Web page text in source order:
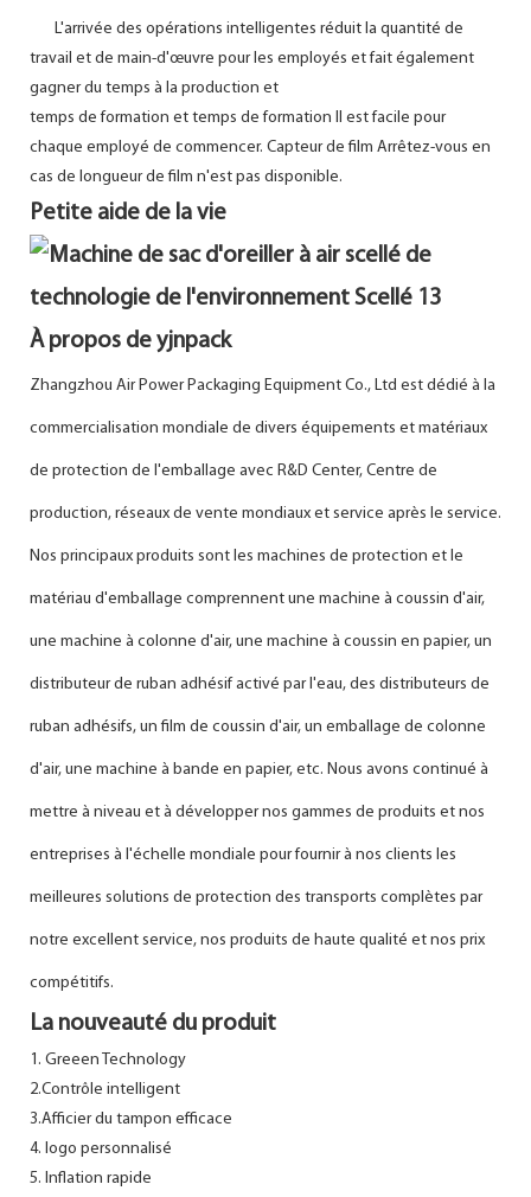
L'arrivée des opérations intelligentes réduit la quantité de
travail et de main-d'œuvre pour les employés et fait également
gagner du temps à la production et
temps de formation et temps de formation Il est facile pour
chaque employé de commencer. Capteur de film Arrêtez-vous en
cas de longueur de film n'est pas disponible.
Petite aide de la vie
À propos de yjnpack
Zhangzhou Air Power Packaging Equipment Co., Ltd est dédié à la
commercialisation mondiale de divers équipements et matériaux
de protection de l'emballage avec R&D Center, Centre de
production, réseaux de vente mondiaux et service après le service.
Nos principaux produits sont les machines de protection et le
matériau d'emballage comprennent une machine à coussin d'air,
une machine à colonne d'air, une machine à coussin en papier, un
distributeur de ruban adhésif activé par l'eau, des distributeurs de
ruban adhésifs, un film de coussin d'air, un emballage de colonne
d'air, une machine à bande en papier, etc. Nous avons continué à
mettre à niveau et à développer nos gammes de produits et nos
entreprises à l'échelle mondiale pour fournir à nos clients les
meilleures solutions de protection des transports complètes par
notre excellent service, nos produits de haute qualité et nos prix
compétitifs.
La nouveauté du produit
1. Greeen Technology
2.Contrôle intelligent
3.Afficier du tampon efficace
4. logo personnalisé
5. Inflation rapide